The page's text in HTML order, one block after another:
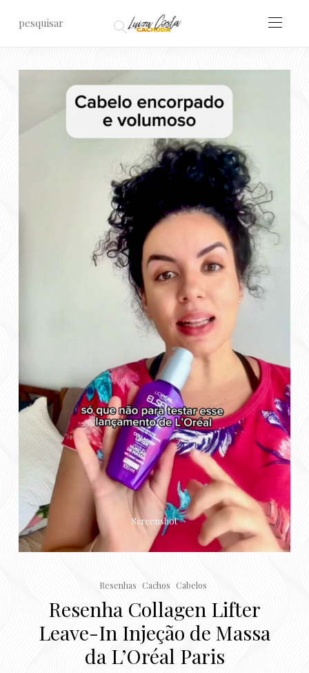
Screenshot
Resenhas Cachos Cabelos
Resenha Collagen Lifter
Leave-In Injeção de Massa
da L’Oréal Paris